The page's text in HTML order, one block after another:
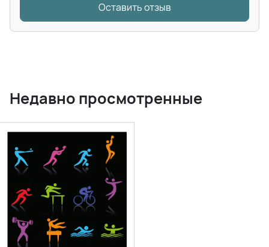
Оставить отзыв
Недавно просмотренные